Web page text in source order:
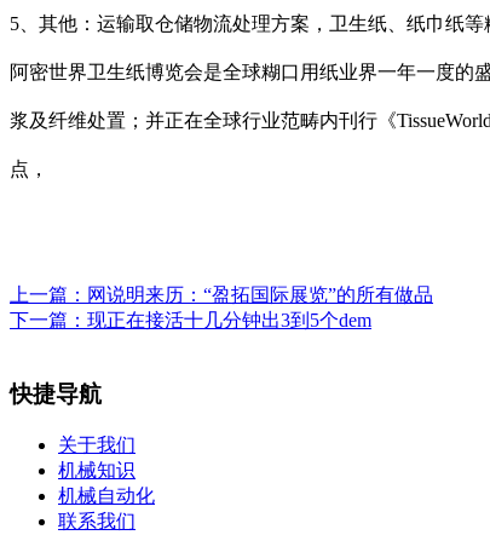
5、其他：运输取仓储物流处理方案，卫生纸、纸巾纸
阿密世界卫生纸博览会是全球糊口用纸业界一年一度的
浆及纤维处置；并正在全球行业范畴内刊行《
点，
上一篇： 网说明来历：“盈拓国际展览”的所有做品
下一篇： 现正在接活十几分钟出3到5个dem
快捷导航
关于我们
机械知识
机械自动化
联系我们